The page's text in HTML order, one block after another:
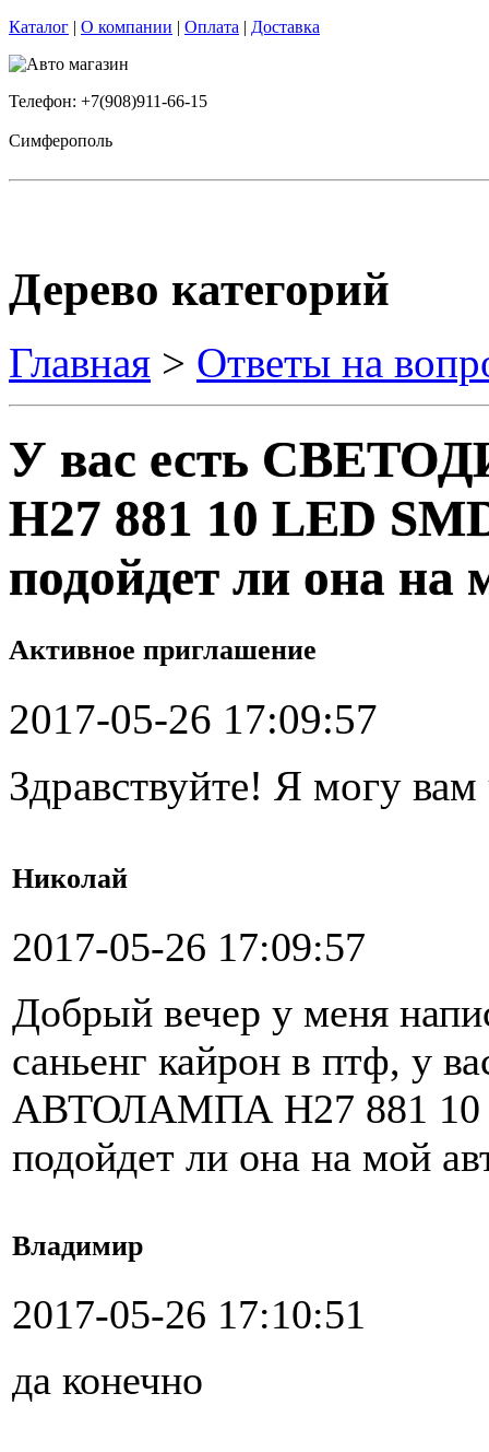
Каталог | О компании | Оплата | Доставка
Телефон: +7(908)911-66-15
Симферополь
Дерево категорий
Главная > Ответы на
У вас есть
H27 881 10 LED
подойдет ли она на
Активное приглашение
2017-05-26 17:09:57
Здравствуйте! Я могу
Николай
2017-05-26 17:09:57
Добрый вечер у меня
саньенг кайрон в птф,
АВТОЛАМПА H27 881 10
подойдет ли она на мой
Владимир
2017-05-26 17:10:51
да конечно